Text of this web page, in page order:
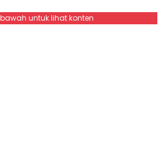
untuk lihat konten